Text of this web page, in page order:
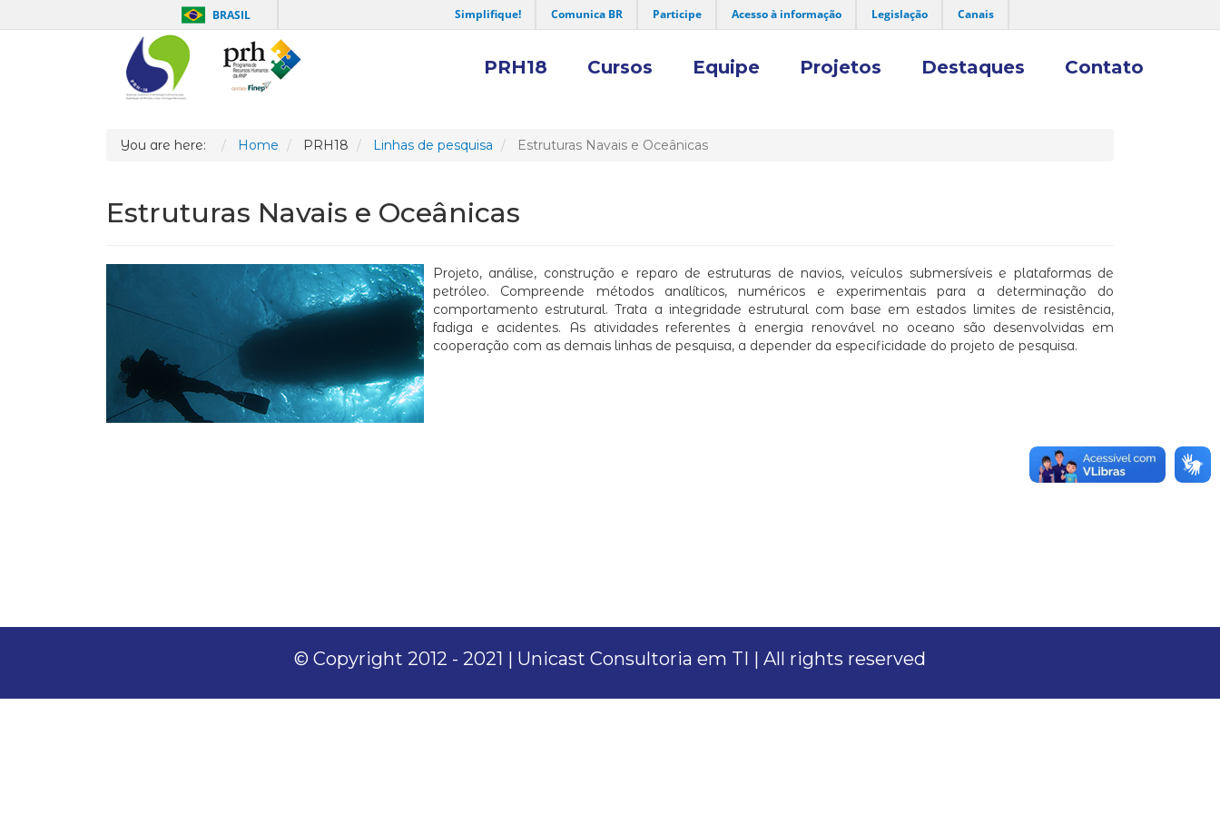
BRASIL Simplifique! Comunica BR Participe Acesso à informação Legislação Canais
PRH18 Cursos Equipe Projetos Destaques Contato
You are here: Home PRH18 Linhas de pesquisa Estruturas Navais e Oceânicas
Estruturas Navais e Oceânicas
Projeto, análise, construção e reparo de estruturas de navios, veículos submersíveis e plataformas de
petróleo. Compreende métodos analíticos, numéricos e experimentais para a determinação do
comportamento estrutural. Trata a integridade estrutural com base em estados limites de resistência,
fadiga e acidentes. As atividades referentes à energia renovável no oceano são desenvolvidas em
cooperação com as demais linhas de pesquisa, a depender da especificidade do projeto de pesquisa.
© Copyright 2012 - 2021 | Unicast Consultoria em TI | All rights reserved